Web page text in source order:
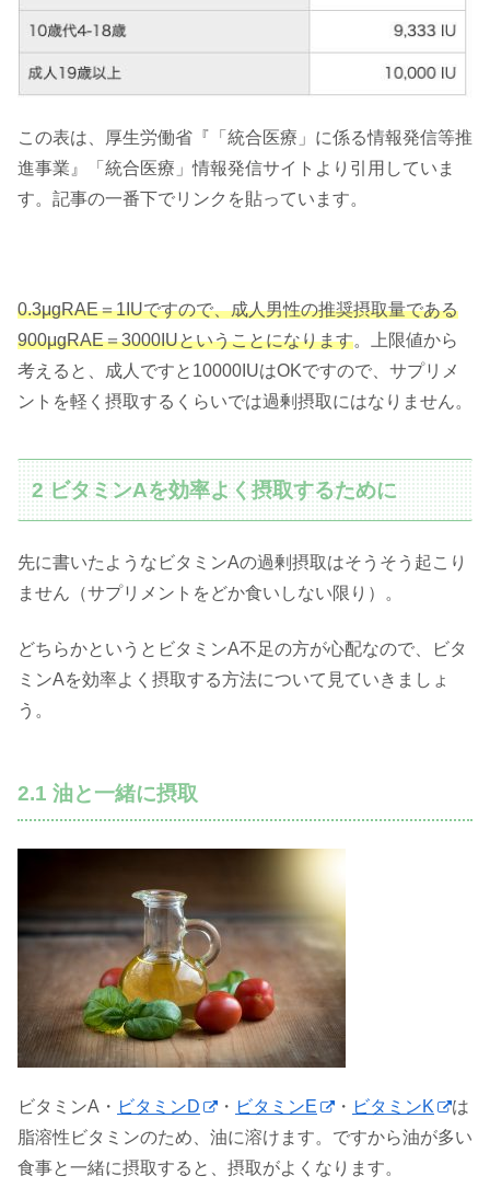
この表は、厚生労働省『「統合医療」に係る情報発信等推
進事業』「統合医療」情報発信サイトより引用していま
す。記事の一番下でリンクを貼っています。
0.3μgRAE＝1IUですので、成人男性の推奨摂取量である
900μgRAE＝3000IUということになります。上限値から
考えると、成人ですと10000IUはOKですので、サプリメ
ントを軽く摂取するくらいでは過剰摂取にはなりません。
2 ビタミンAを効率よく摂取するために
先に書いたようなビタミンAの過剰摂取はそうそう起こり
ません（サプリメントをどか食いしない限り）。
どちらかというとビタミンA不足の方が心配なので、ビタ
ミンAを効率よく摂取する方法について見ていきましょ
う。
2.1 油と一緒に摂取
ビタミンA・ ビタミンD ・ ビタミンE ・ ビタミンK
は
脂溶性ビタミンのため、油に溶けます。ですから油が多い
食事と一緒に摂取すると、摂取がよくなります。